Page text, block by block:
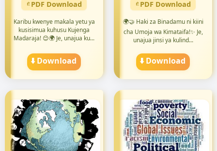
PDF Download
Karibu kwenye makala yetu ya
kusisimua kuhusu Kujenga
Madaraja! 😊🌍 Je, unajua ku...
⬇️ Download
PDF Download
🌍🤝 Haki za Binadamu ni kiini
cha Umoja wa Kimataifa!✨ Je,
unajua jinsi ya kulind...
⬇️ Download